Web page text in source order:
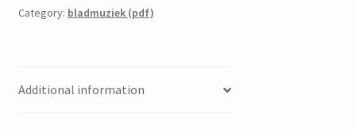
/
tekst
Category: bladmuziek (pdf)
Additional information